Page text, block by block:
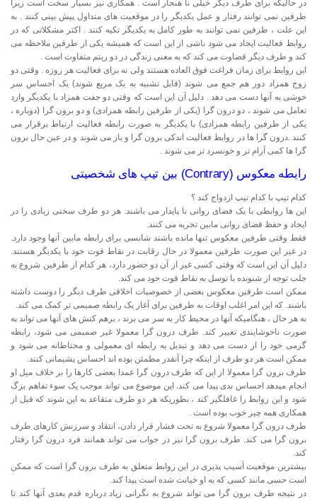
در حالیکه برای طرف دیگر خیلی نا هنجار است . همکاری نیز بسیار سخت است زیرا
طرفین نمی توانند رفتار و عمل یکدیگر را در موقعیت های متداول پیش بینی کنند . به
این علت ، طرفین نمی توانند به طور کامل به یکدیگر تکیه کنند . اکثر مشکلاتی که در
روابط فعالیت ایجاد می شود ناشی از این است که همیشه یکی از طرفین ملاحظه می
کند و طرف دیگر قضاوت می کند که به معنی زندگی در دو ریتم متفاوت است .
این روابط برای زمان فراغت فوق العاده هستند ولی نه برای فعالیت هر روزه . وقتی دو
زوج همزاد دور هم جمع می شوند (قابل تشبیه به یک مربع شوند) یک احساس سر
خوشی به آنها دست می دهد . دلیل آن این است که وقتی دو جفت همزاد با یکدیگر وارد
تعامل می شوند ، دو درون گرا (یکی از طرفین رابطه همزادی) و دو برون گرا (دوباره ،
یکی از طرفین رابطه همزادی) با یکدیگر به صورت رابطه فعالیت ارتباط برقرار می
کنند .درون گرا ها در روابط فعالیت اندکی برون گرا و باز می شوند و در عین حال برون
گرا ها کمی آرام تر و خونسرد تر می شوند .
رابطه معکوس (Contrary) بین تیپ های شخصیتی
کدام تیپ با کدام تیپ ازدواج کند ؟
این ها روابطی با یک فضای روانی نا پایدار می باشند. هر دو طرف سختی زیادی را در
ایجاد و حفظ فضای روانی مابین تجربه می کنند.
فقط وقتی طرفین معکوس تنها مانده باشند شانسی برای رابطه مابین آنها وجود دارد.
در غیر این صورت طرفین معمولا در حال رقابت در نقاط قوت خود با یکدیگر هستند.
دلیل آن این است که وقتی کسی غیر از آن دو حضور دارد، هر کدام از طرفین شروع به
جلب توجه از شنونده با توسل به نقاط قوت خود می کند.
ممکن است طرفین معکوس بعضی از خصوصیات اخلاقی طرف دیگر را دوست داشته
باشند. که این امر اغلب اوقات به طرفین برای آغاز یک رابطه صمیمی تر کمک می کند.
به هر حال ، هنگامیکه آنها در محیط کار به سر می برند ، برهم کنش های آنها می تواند به
صورت ناخوشایندی تغییر کند. طرف درون گرا معمولا غیر صمیمی می شود، رابطه
گرمی خود را از دست می دهد و تبدیل به رابطه ای معمولی و محتاطانه می شود و
ممکن است هر دو طرف از اینکه چرا آنقدر مطمئن بوده اند احساس پشیمانی کنند.
طرف برون گرا معمولا از این که طرف درون گرا عمدا بعضی کارها را بر خلاف میل او
انجام میدهد احساس بدی پیدا می کند. این موضوع می تواند موجب یک سوء تفاهم بزگ
شود و این روابط را غافلگیر کند ، بطوریکه هر دو طرف متقاعد به این شوند که قبل از
همکاری همه چیز خوب بوده است .
طرف درون گرا معمولا شروع به تحت فشار قرار دادن، انتقاد و سرزنش کارهای طرف
برون گرا می کند. طرف برون گرا نیز در جواب می تواند همانند فرد درون گرا رفتار
کند.
بیشترین موقعیت آسیب پذیری در این روابط متعلق به طرف برون گرا است که ممکن
است حسی مانند کسی که به او خیانت شده است پیدا کند.
در نتیجه طرف برون گرا می تواند شروع به نگرانی زیاد درباره قدم بعدی آنها کند تا